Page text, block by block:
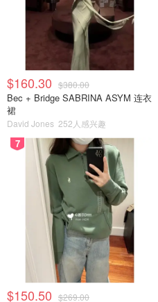
$160.30 $380.00
Bec + Bridge SABRINA ASYM 连衣
裙
David Jones 252人感兴趣
7
$150.50 $269.00